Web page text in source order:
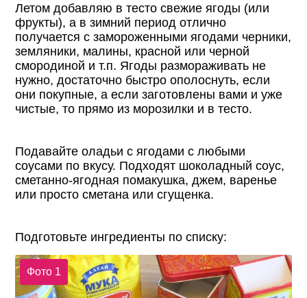
Летом добавляю в тесто свежие ягоды (или
фрукты), а в зимний период отлично
получается с замороженными ягодами черники,
земляники, малины, красной или черной
смородиной и т.п. Ягоды размораживать не
нужно, достаточно быстро ополоснуть, если
они покупные, а если заготовлены вами и уже
чистые, то прямо из морозилки и в тесто.
Подавайте оладьи с ягодами с любыми
соусами по вкусу. Подходят шоколадный соус,
сметанно-ягодная помакушка, джем, варенье
или просто сметана или сгущенка.
Подготовьте ингредиенты по списку:
Фото 1